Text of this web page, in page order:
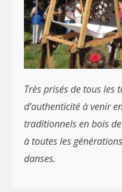
Très prisés de tous les
d’authenticité à venir
traditionnels en bois
à toutes les
danses.